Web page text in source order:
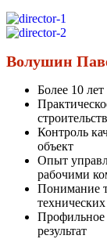
Волушин
Более 10
Контроль
объект
Опыт
рабочими
Понимание
Профильное
результат